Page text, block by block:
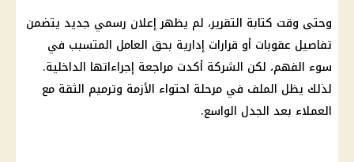
وحتى وقت كتابة التقرير، لم يظهر إعلان رسمي جديد يتضمن
تفاصيل عقوبات أو قرارات إدارية بحق العامل المتسبب في
سوء الفهم، لكن الشركة أكدت مراجعة إجراءاتها الداخلية.
لذلك يظل الملف في مرحلة احتواء الأزمة وترميم الثقة مع
العملاء بعد الجدل الواسع.